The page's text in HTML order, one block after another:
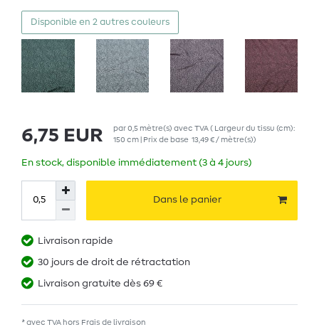
Disponible en 2 autres couleurs
6,75 EUR par0,5 mètre(s) avec TVA( Largeur du tissu (cm):
150 cm | Prix de base 13,49 € / mètre(s))
En stock, disponible immédiatement (3 à 4 jours)
Dans le panier
Livraison rapide
30 jours de droit de rétractation
Livraison gratuite dès 69 €
* avec TVA hors Frais de livraison